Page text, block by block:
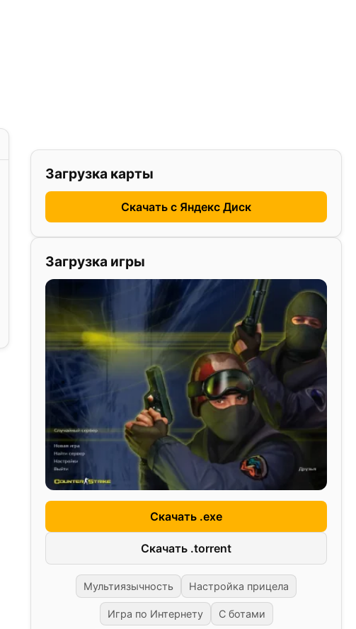
Загрузка карты
Скачать с Яндекс Диск
Загрузка игры
Скачать .exe
Скачать .torrent
Мультиязычность Настройка прицела
Игра по Интернету С ботами